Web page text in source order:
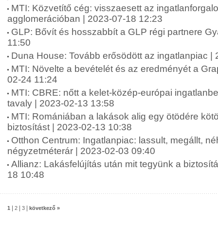
MTI: Közvetítő cég: visszaesett az
agglomerációban | 2023-07-18 12:23
GLP: Bővít és hosszabbít a GLP régi partnere
11:50
Duna House: Tovább erősödött az ingatlanpiac |
MTI: Növelte a bevételét és az eredményét a
02-24 11:24
MTI: CBRE: nőtt a kelet-közép-európai
tavaly | 2023-02-13 13:58
MTI: Romániában a lakások alig egy ötödére
biztosítást | 2023-02-13 10:38
Otthon Centrum: Ingatlanpiac: lassult, megállt,
négyzetméterár | 2023-02-03 09:40
Allianz: Lakásfelújítás után mit tegyünk a
18 10:48
1 2 3 következő »